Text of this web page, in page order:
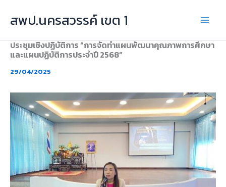
สพป.นครสวรรค์ เขต 1
ประชุมเชิงปฏิบัติการ “การจัดทำแผนพัฒนาคุณภาพการศึกษา
และแผนปฏิบัติการประจำปี 2568”
29/04/2025